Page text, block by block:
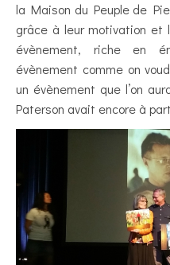
la Maison du Peuple de
grâce à leur motivation et
évènement, riche en
évènement comme on
un évènement que l’on
Paterson avait encore à